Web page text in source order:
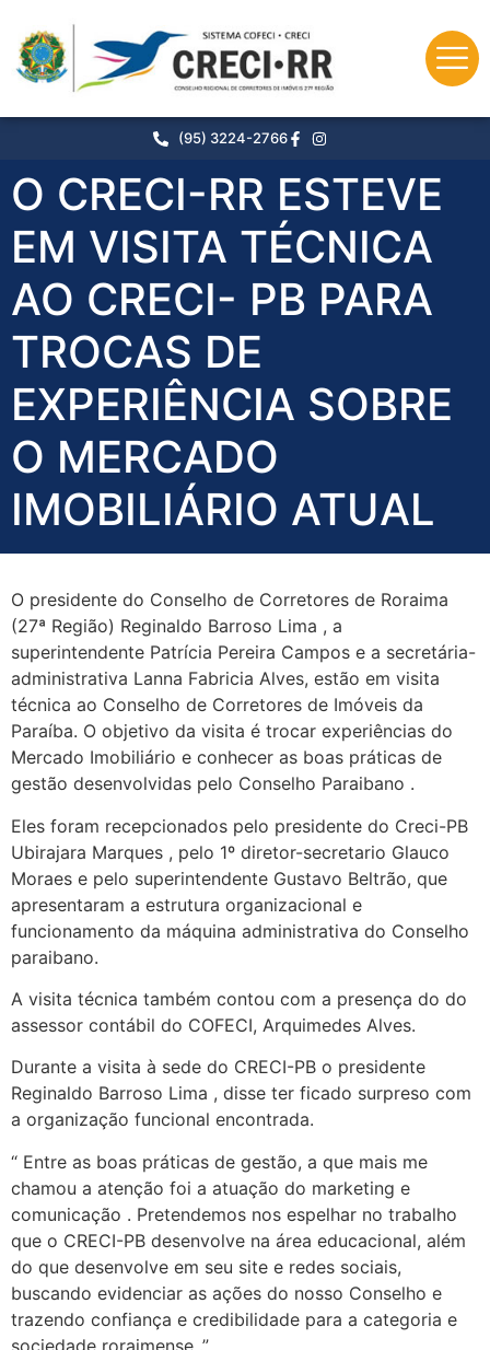
conteúdo
(95) 3224-2766
O CRECI-RR ESTEVE
EM VISITA TÉCNICA
AO CRECI- PB PARA
TROCAS DE
EXPERIÊNCIA SOBRE
O MERCADO
IMOBILIÁRIO ATUAL
O presidente do Conselho de Corretores de Roraima
(27ª Região) Reginaldo Barroso Lima , a
superintendente Patrícia Pereira Campos e a secretária-
administrativa Lanna Fabricia Alves, estão em visita
técnica ao Conselho de Corretores de Imóveis da
Paraíba. O objetivo da visita é trocar experiências do
Mercado Imobiliário e conhecer as boas práticas de
gestão desenvolvidas pelo Conselho Paraibano .
Eles foram recepcionados pelo presidente do Creci-PB
Ubirajara Marques , pelo 1º diretor-secretario Glauco
Moraes e pelo superintendente Gustavo Beltrão, que
apresentaram a estrutura organizacional e
funcionamento da máquina administrativa do Conselho
paraibano.
A visita técnica também contou com a presença do do
assessor contábil do COFECI, Arquimedes Alves.
Durante a visita à sede do CRECI-PB o presidente
Reginaldo Barroso Lima , disse ter ficado surpreso com
a organização funcional encontrada.
“ Entre as boas práticas de gestão, a que mais me
chamou a atenção foi a atuação do marketing e
comunicação . Pretendemos nos espelhar no trabalho
que o CRECI-PB desenvolve na área educacional, além
do que desenvolve em seu site e redes sociais,
buscando evidenciar as ações do nosso Conselho e
trazendo confiança e credibilidade para a categoria e
sociedade roraimense .”